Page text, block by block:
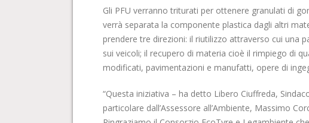
Gli PFU verranno triturati per ottenere granulati di
verrà separata la componente plastica dagli altri
prendere tre direzioni: il riutilizzo attraverso cui una
sui veicoli; il recupero di materia cioè il rimpiego di
modificati, pavimentazioni e manufatti, opere di
“Questa iniziativa – ha detto Libero Ciuffreda,
particolare dall’Assessore all’Ambiente, Massimo